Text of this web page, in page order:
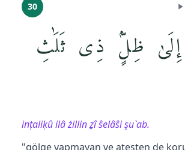
30
إِلَىٰ ظِلٍّۢ ذِى ثَلَٰثِ
inṭaliḳû ilâ żillin ẕî ŝelâŝi şu`ab.
"gölge yapmayan ve ateşten de